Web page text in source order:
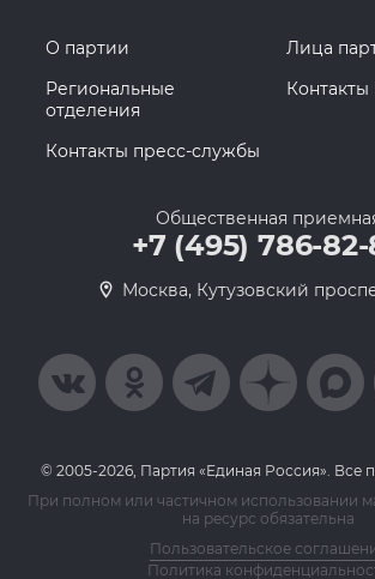
О партии
Лица
Региональные
отделения
Контакты пресс-службы
Общественная
+7 (495) 786-
Москва, Кутузовский
© 2005-2026, Партия «Единая Россия». Все
При полном или частичном использовании
на ресурс обязательна
Пользовательское
Политика